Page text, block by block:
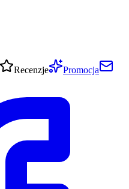
Recenzje
Promocja